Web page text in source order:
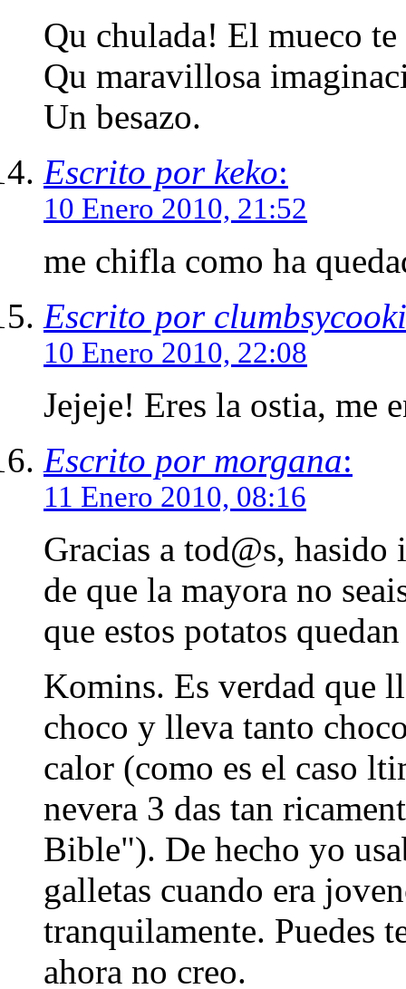
Qu chulada! El mueco
Qu maravillosa
Un besazo.
Escrito por keko:
10 Enero 2010, 21:52
me chifla como ha
Escrito por
10 Enero 2010, 22:08
Jejeje! Eres la ostia, me
Escrito por morgana:
11 Enero 2010, 08:16
Gracias a tod@s, hasido
de que la mayora no
que estos potatos
Komins. Es verdad que
choco y lleva tanto
calor (como es el caso
nevera 3 das tan
Bible"). De hecho yo
galletas cuando era
tranquilamente. Puedes
ahora no creo.